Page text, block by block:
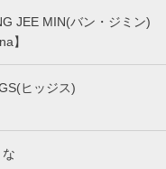
JEE MIN(バン・ジミン)
】
ヒッジス)
な